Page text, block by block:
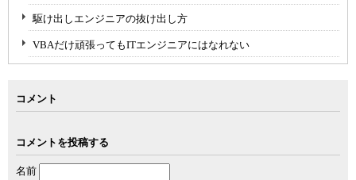
駆け出しエンジニアの抜け出し方
VBAだけ頑張ってもITエンジニアにはなれない
コメント
コメントを投稿する
名前